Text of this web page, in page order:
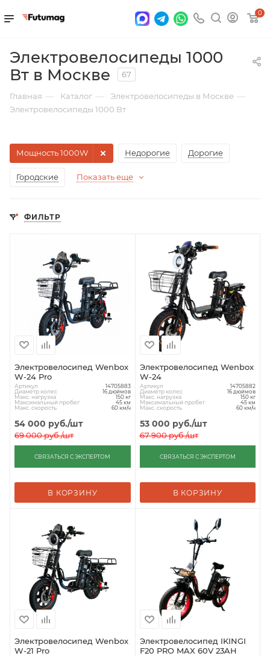
0
Электровелосипеды 1000
Вт в Москве
67
Главная — Каталог — Электровелосипеды в Москве —
Электровелосипеды 1000 Вт
Недорогие Дорогие
Городские
Мощность 1000W
Показать еще
ФИЛЬТР
Электровелосипед Wenbox
W-24 Pro
Артикул 14705883
Диаметр колес 16 дюймов
Макс. нагрузка 150 кг
Максимальный пробег 45 км
Макс. скорость 60 км/ч
54 000 руб./шт
69 000руб./шт
СВЯЗАТЬСЯ С ЭКСПЕРТОМ
В КОРЗИНУ
Электровелосипед Wenbox
W-24
Артикул 14705882
Диаметр колес 16 дюймов
Макс. нагрузка 150 кг
Максимальный пробег 45 км
Макс. скорость 60 км/ч
53 000 руб./шт
67 900руб./шт
СВЯЗАТЬСЯ С ЭКСПЕРТОМ
В КОРЗИНУ
Электровелосипед Wenbox
W-21 Pro
Электровелосипед IKINGI
F20 PRO MAX 60V 23AH